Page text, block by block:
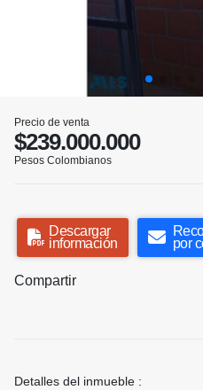
Precio de venta
$239.000.000
Pesos Colombianos
Descargar
información
por
Compartir
Detalles del inmueble :